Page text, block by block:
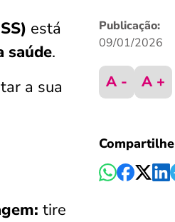
está
saúde.
a sua
tire
Publicação:
09/01/2026
A - A +
Compartilhe